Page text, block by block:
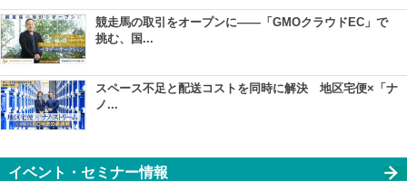
競走馬の取引をオープンに――「GMOクラウドEC」で
挑む、国...
スペース不足と配送コストを同時に解決 地区宅便×「ナ
ノ...
イベント・セミナー情報